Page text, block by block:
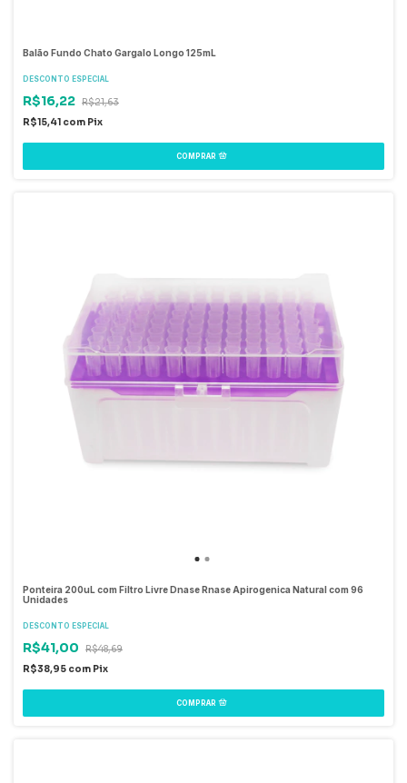
Balão Fundo Chato Gargalo Longo 125mL
DESCONTO ESPECIAL
R$16,22 R$21,63
R$15,41 com Pix
Ponteira 200uL com Filtro Livre Dnase Rnase Apirogenica Natural com 96
Unidades
DESCONTO ESPECIAL
R$41,00
R$48,69
R$38,95 com Pix